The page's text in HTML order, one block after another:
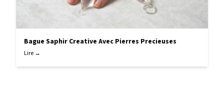
Bague Saphir Creative Avec Pierres Precieuses
Lire →